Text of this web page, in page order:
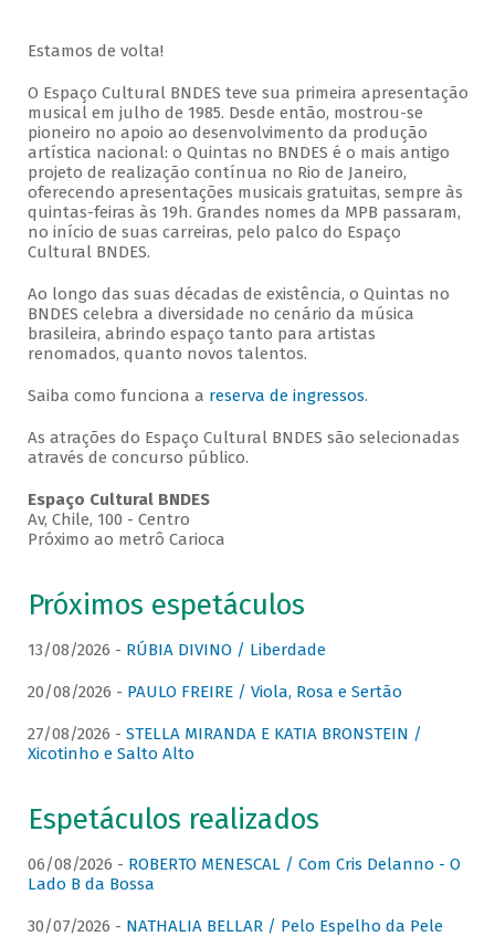
Estamos de volta!
O Espaço Cultural BNDES teve sua primeira apresentação
musical em julho de 1985. Desde então, mostrou-se
pioneiro no apoio ao desenvolvimento da produção
artística nacional: o Quintas no BNDES é o mais antigo
projeto de realização contínua no Rio de Janeiro,
oferecendo apresentações musicais gratuitas, sempre às
quintas-feiras às 19h. Grandes nomes da MPB passaram,
no início de suas carreiras, pelo palco do Espaço
Cultural BNDES.
Ao longo das suas décadas de existência, o Quintas no
BNDES celebra a diversidade no cenário da música
brasileira, abrindo espaço tanto para artistas
renomados, quanto novos talentos.
Saiba como funciona a reserva de ingressos.
As atrações do Espaço Cultural BNDES são selecionadas
através de concurso público.
Espaço Cultural BNDES
Av, Chile, 100 - Centro
Próximo ao metrô Carioca
Próximos espetáculos
13/08/2026 - RÚBIA DIVINO / Liberdade
20/08/2026 - PAULO FREIRE / Viola, Rosa e Sertão
27/08/2026 - STELLA MIRANDA E KATIA BRONSTEIN /
Xicotinho e Salto Alto
Espetáculos realizados
06/08/2026 - ROBERTO MENESCAL / Com Cris Delanno - O
Lado B da Bossa
30/07/2026 - NATHALIA BELLAR / Pelo Espelho da Pele